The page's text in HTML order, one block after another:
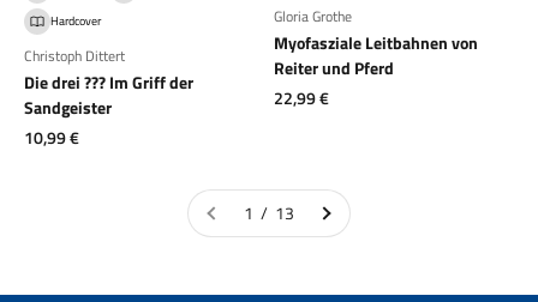
Hardcover
Christoph Dittert
Die drei ??? Im Griff der
Sandgeister
Angebot
10,99 €
Gloria Grothe
Myofasziale Leitbahnen von
Reiter und Pferd
Angebot
22,99 €
1 / 13